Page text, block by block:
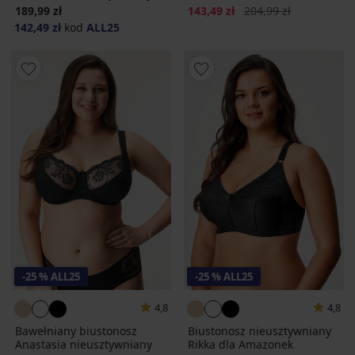
189,99 zł
142,49 zł kod ALL25
Zniżka
143,49 zł Pierwotna cena
204,99 zł
-25 % ALL25
4,8
Bawełniany biustonosz
Anastasia nieusztywniany
-25 % ALL25
4,8
Biustonosz nieusztywniany
Rikka dla Amazonek